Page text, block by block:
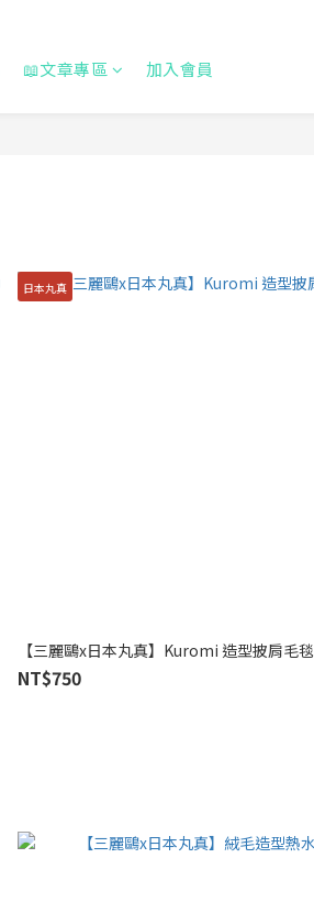
📖文章專區 加入會員
日本丸真
【三麗鷗x日本丸真】Kuromi 造型披肩毛毯
NT$750